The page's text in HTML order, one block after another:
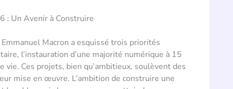
: Un Avenir à Construire
Macron a esquissé trois priorités
l’instauration d’une majorité numérique à 15
vie. Ces projets, bien qu’ambitieux, soulèvent des
mise en œuvre. L’ambition de construire une